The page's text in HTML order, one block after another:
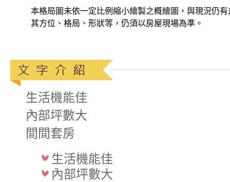
本格局圖未依一定比例縮小繪製之概繪圖，與現況仍有
其方位、格局、形狀等，仍須以房屋現場為準。
生活機能佳
內部坪數大
間間套房
生活機能佳
內部坪數大